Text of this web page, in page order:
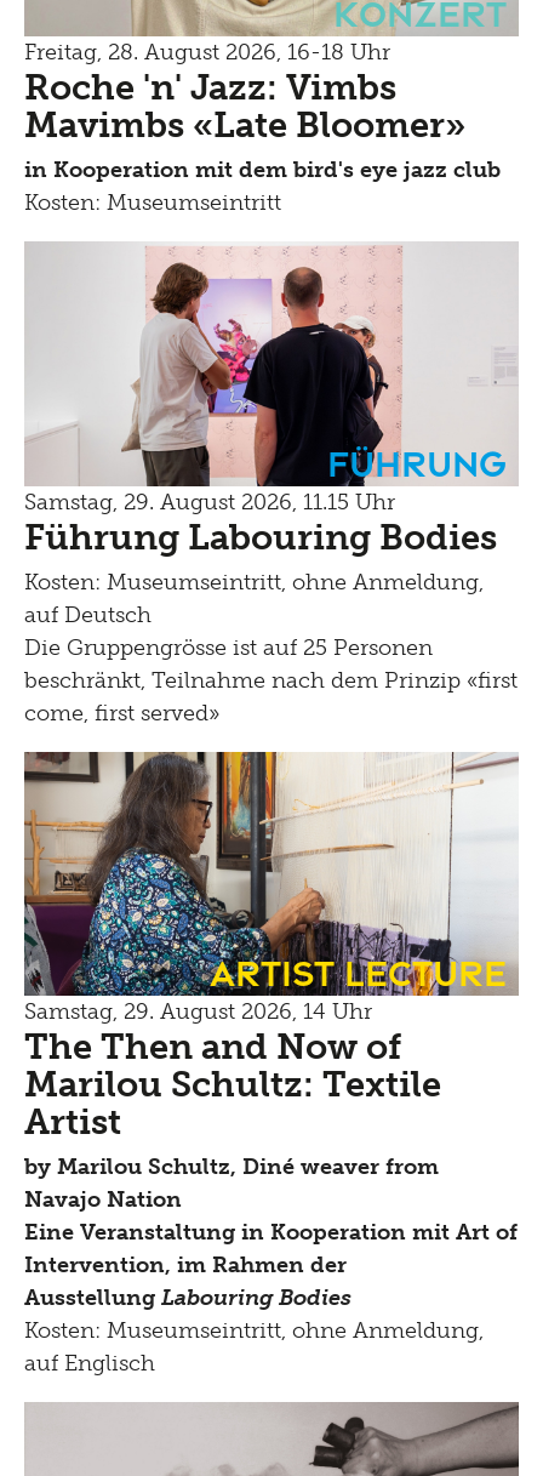
Konzert
Freitag, 28. August 2026, 16-18 Uhr
Roche 'n' Jazz: Vimbs
Mavimbs «Late Bloomer»
in Kooperation mit dem bird's eye jazz club
Kosten: Museumseintritt
Führung
Samstag, 29. August 2026, 11.15 Uhr
Führung Labouring Bodies
Kosten: Museumseintritt, ohne Anmeldung,
auf Deutsch
Die Gruppengrösse ist auf 25 Personen
beschränkt, Teilnahme nach dem Prinzip «first
come, first served»
Artist Lecture
Samstag, 29. August 2026, 14 Uhr
The Then and Now of
Marilou Schultz: Textile
Artist
by Marilou Schultz, Diné weaver from
Navajo Nation
Eine Veranstaltung in Kooperation mit Art of
Intervention, im Rahmen der
Ausstellung Labouring Bodies
Kosten: Museumseintritt, ohne Anmeldung,
auf Englisch